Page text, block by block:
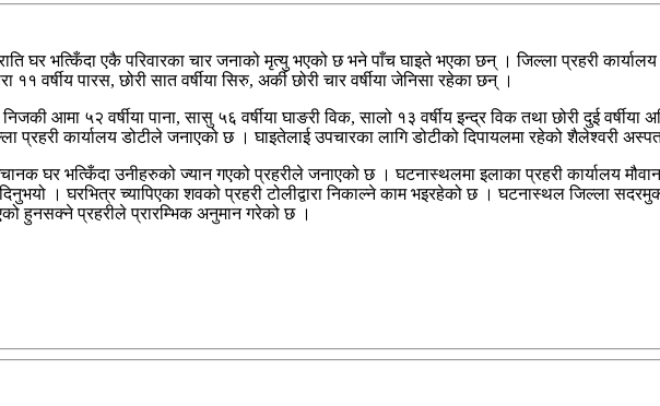
घर भत्किँदा एकै परिवारका चार जनाको मृत्यु भएको छ भने पाँच घाइते भएका छन् । जिल्ला प्रहरी
११ वर्षीय पारस, छोरी सात वर्षीया सिरु, अर्की छोरी चार वर्षीया जेनिसा रहेका छन् ।
आमा ५२ वर्षीया पाना, सासु ५६ वर्षीया घाङरी विक, सालो १३ वर्षीय इन्द्र विक तथा छोरी दुई
प्रहरी कार्यालय डोटीले जनाएको छ । घाइतेलाई उपचारका लागि डोटीको दिपायलमा रहेको शैलेश्वरी
घर भत्किँदा उनीहरुको ज्यान गएको प्रहरीले जनाएको छ । घटनास्थलमा इलाका प्रहरी कार्यालय
। घरभित्र च्यापिएका शवको प्रहरी टोलीद्वारा निकाल्ने काम भइरहेको छ । घटनास्थल जिल्ला
हुनसक्ने प्रहरीले प्रारम्भिक अनुमान गरेको छ ।